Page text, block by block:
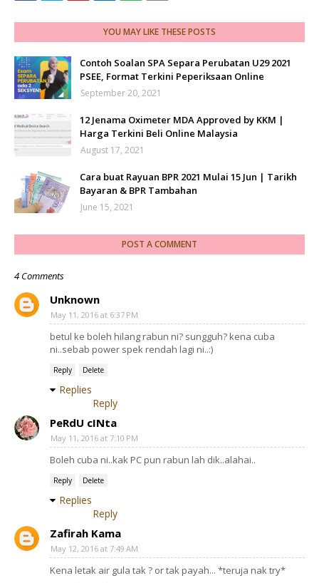
YOU MAY LIKE THESE POSTS
Contoh Soalan SPA Separa Perubatan U29 2021
PSEE, Format Terkini Peperiksaan Online
September 20, 2021
12 Jenama Oximeter MDA Approved by KKM |
Harga Terkini Beli Online Malaysia
August 17, 2021
Cara buat Rayuan BPR 2021 Mulai 15 Jun | Tarikh
Bayaran & BPR Tambahan
June 15, 2021
POST A COMMENT
4 Comments
Unknown
May 11, 2016 at 6:37 PM
betul ke boleh hilang rabun ni? sungguh? kena cuba
ni..sebab power spek rendah lagi ni..:)
Reply Delete
Replies
Reply
PeRdU cINta
May 11, 2016 at 7:10 PM
Boleh cuba ni..kak PC pun rabun lah dik..alahai..
Reply Delete
Replies
Reply
Zafirah Kama
May 12, 2016 at 7:49 AM
Kena letak air gula tak ? or tak payah... *teruja nak try*